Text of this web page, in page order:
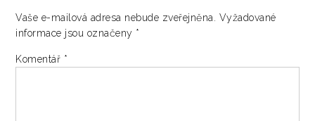
Vaše e-mailová adresa nebude zveřejněna.
Vyžadované
informace jsou označeny *
Komentář *